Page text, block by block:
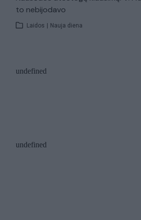
to nebijodavo
Laidos | Nauja diena